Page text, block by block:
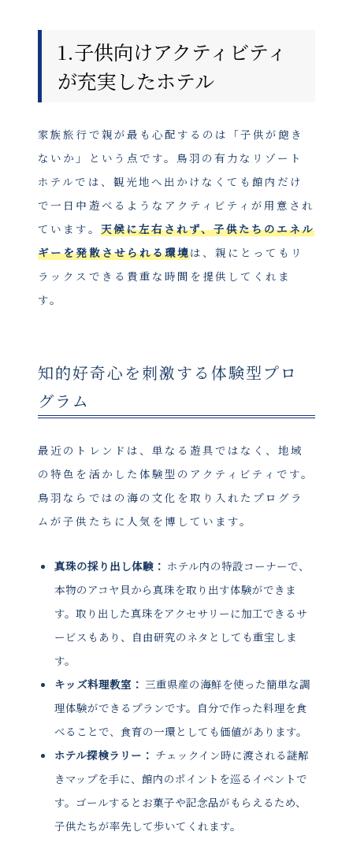
1.子供向けアクティビティ
が充実したホテル
家族旅行で親が最も心配するのは「子供が飽き
ないか」という点です。鳥羽の有力なリゾート
ホテルでは、観光地へ出かけなくても館内だけ
で一日中遊べるようなアクティビティが用意され
ています。 天候に左右されず、子供たちのエネル
ギーを発散させられる環境は、親にとってもリ
ラックスできる貴重な時間を提供してくれま
す。
知的好奇心を刺激する体験型プロ
グラム
最近のトレンドは、単なる遊具ではなく、地域
の特色を活かした体験型のアクティビティです。
鳥羽ならではの海の文化を取り入れたプログラ
ムが子供たちに人気を博しています。
真珠の採り出し体験： ホテル内の特設コーナーで、
本物のアコヤ貝から真珠を取り出す体験ができま
す。取り出した真珠をアクセサリーに加工できるサ
ービスもあり、自由研究のネタとしても重宝しま
す。
キッズ料理教室： 三重県産の海鮮を使った簡単な調
理体験ができるプランです。自分で作った料理を食
べることで、食育の一環としても価値があります。
ホテル探検ラリー： チェックイン時に渡される謎解
きマップを手に、館内のポイントを巡るイベントで
す。ゴールするとお菓子や記念品がもらえるため、
子供たちが率先して歩いてくれます。